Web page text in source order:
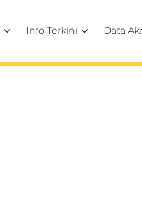
Info Terkini Data